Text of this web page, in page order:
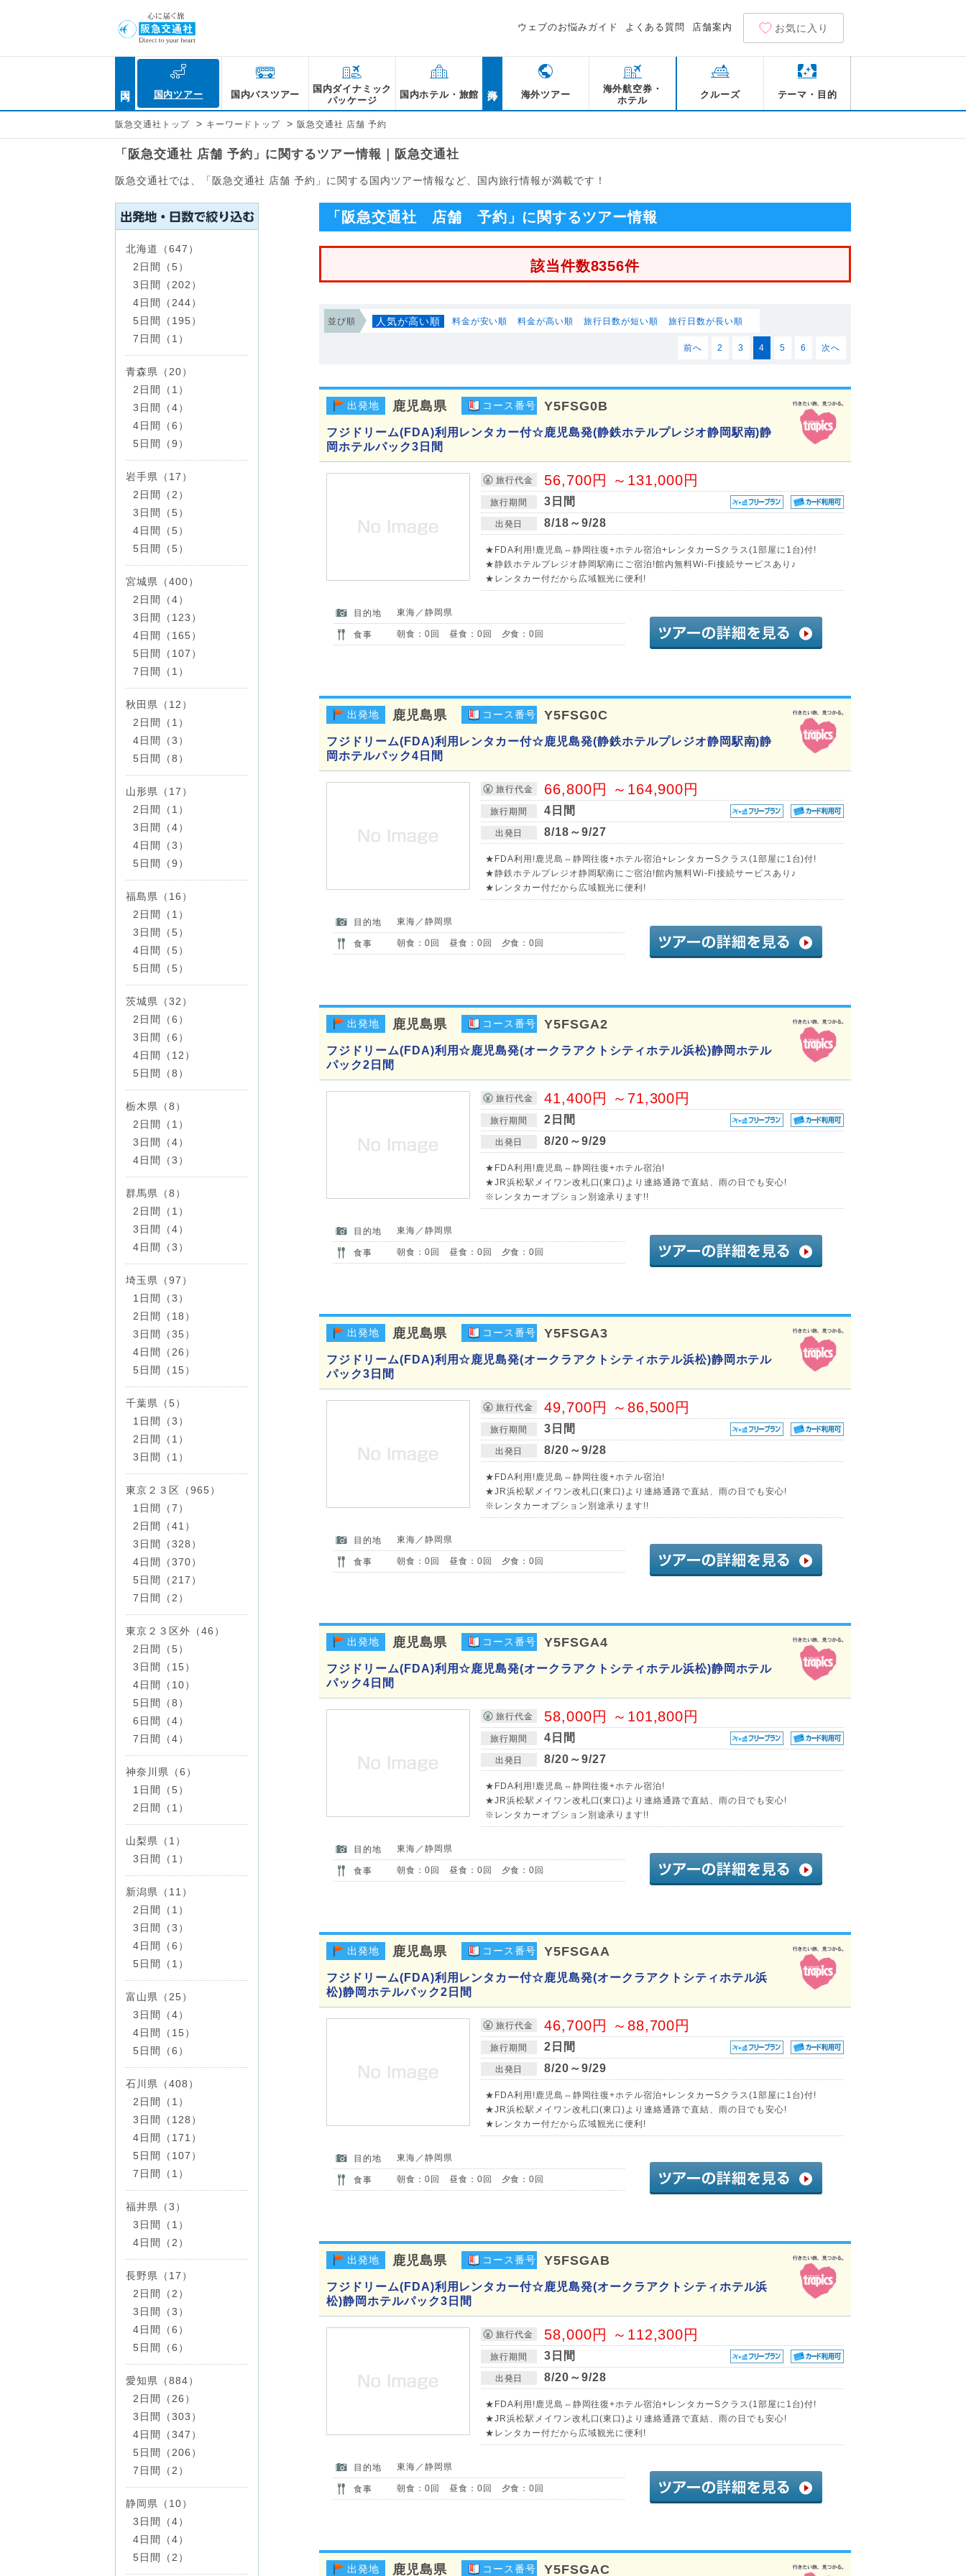
ウェブのお悩みガイド よくある質問 店舗案内 お気に入り
国内ツアー 国内バスツアー
国内ダイナミック
パッケージ
国内ホテル・旅館 海外ツアー
海外航空券・
ホテル
クルーズ テーマ・目的
阪急交通社トップ > キーワードトップ > 阪急交通社 店舗 予約
「阪急交通社 店舗 予約」に関するツアー情報｜阪急交通社
阪急交通社では、「阪急交通社 店舗 予約」に関する国内ツアー情報など、国内旅行情報が満載です！
「阪急交通社 店舗 予約」に関するツアー情報
該当件数8356件
並び順 人気が高い順 料金が安い順 料金が高い順 旅行日数が短い順 旅行日数が長い順
前へ 2 3 4 5 6 次へ
出発地 鹿児島県 コース番号 Y5FSG0B
フジドリーム(FDA)利用レンタカー付☆鹿児島発(静鉄ホテルプレジオ静岡駅南)静
岡ホテルパック3日間
旅行代金 56,700円 ～131,000円
旅行期間 3日間
出発日 8/18～9/28
★FDA利用!鹿児島⇔静岡往復+ホテル宿泊+レンタカーSクラス(1部屋に1台)付!
★静鉄ホテルプレジオ静岡駅南にご宿泊!館内無料Wi-Fi接続サービスあり♪
★レンタカー付だから広域観光に便利!
目的地 東海／静岡県
食事 朝食：0回 昼食：0回 夕食：0回
出発地 鹿児島県 コース番号 Y5FSG0C
フジドリーム(FDA)利用レンタカー付☆鹿児島発(静鉄ホテルプレジオ静岡駅南)静
岡ホテルパック4日間
旅行代金 66,800円 ～164,900円
旅行期間 4日間
出発日 8/18～9/27
★FDA利用!鹿児島⇔静岡往復+ホテル宿泊+レンタカーSクラス(1部屋に1台)付!
★静鉄ホテルプレジオ静岡駅南にご宿泊!館内無料Wi-Fi接続サービスあり♪
★レンタカー付だから広域観光に便利!
目的地 東海／静岡県
食事 朝食：0回 昼食：0回 夕食：0回
出発地 鹿児島県 コース番号 Y5FSGA2
フジドリーム(FDA)利用☆鹿児島発(オークラアクトシティホテル浜松)静岡ホテル
パック2日間
旅行代金 41,400円 ～71,300円
旅行期間 2日間
出発日 8/20～9/29
★FDA利用!鹿児島⇔静岡往復+ホテル宿泊!
★JR浜松駅メイワン改札口(東口)より連絡通路で直結、雨の日でも安心!
※レンタカーオプション別途承ります!!
目的地 東海／静岡県
食事 朝食：0回 昼食：0回 夕食：0回
出発地 鹿児島県 コース番号 Y5FSGA3
フジドリーム(FDA)利用☆鹿児島発(オークラアクトシティホテル浜松)静岡ホテル
パック3日間
旅行代金 49,700円 ～86,500円
旅行期間 3日間
出発日 8/20～9/28
★FDA利用!鹿児島⇔静岡往復+ホテル宿泊!
★JR浜松駅メイワン改札口(東口)より連絡通路で直結、雨の日でも安心!
※レンタカーオプション別途承ります!!
目的地 東海／静岡県
食事 朝食：0回 昼食：0回 夕食：0回
出発地 鹿児島県 コース番号 Y5FSGA4
フジドリーム(FDA)利用☆鹿児島発(オークラアクトシティホテル浜松)静岡ホテル
パック4日間
旅行代金 58,000円 ～101,800円
旅行期間 4日間
出発日 8/20～9/27
★FDA利用!鹿児島⇔静岡往復+ホテル宿泊!
★JR浜松駅メイワン改札口(東口)より連絡通路で直結、雨の日でも安心!
※レンタカーオプション別途承ります!!
目的地 東海／静岡県
食事 朝食：0回 昼食：0回 夕食：0回
出発地 鹿児島県 コース番号 Y5FSGAA
フジドリーム(FDA)利用レンタカー付☆鹿児島発(オークラアクトシティホテル浜
松)静岡ホテルパック2日間
旅行代金 46,700円 ～88,700円
旅行期間 2日間
出発日 8/20～9/29
★FDA利用!鹿児島⇔静岡往復+ホテル宿泊+レンタカーSクラス(1部屋に1台)付!
★JR浜松駅メイワン改札口(東口)より連絡通路で直結、雨の日でも安心!
★レンタカー付だから広域観光に便利!
目的地 東海／静岡県
食事 朝食：0回 昼食：0回 夕食：0回
出発地 鹿児島県 コース番号 Y5FSGAB
フジドリーム(FDA)利用レンタカー付☆鹿児島発(オークラアクトシティホテル浜
松)静岡ホテルパック3日間
旅行代金 58,000円 ～112,300円
旅行期間 3日間
出発日 8/20～9/28
★FDA利用!鹿児島⇔静岡往復+ホテル宿泊+レンタカーSクラス(1部屋に1台)付!
★JR浜松駅メイワン改札口(東口)より連絡通路で直結、雨の日でも安心!
★レンタカー付だから広域観光に便利!
目的地 東海／静岡県
食事 朝食：0回 昼食：0回 夕食：0回
出発地 鹿児島県 コース番号 Y5FSGAC
北海道（647）
2日間（5）
3日間（202）
4日間（244）
5日間（195）
7日間（1）
青森県（20）
2日間（1）
3日間（4）
4日間（6）
5日間（9）
岩手県（17）
2日間（2）
3日間（5）
4日間（5）
5日間（5）
宮城県（400）
2日間（4）
3日間（123）
4日間（165）
5日間（107）
7日間（1）
秋田県（12）
2日間（1）
4日間（3）
5日間（8）
山形県（17）
2日間（1）
3日間（4）
4日間（3）
5日間（9）
福島県（16）
2日間（1）
3日間（5）
4日間（5）
5日間（5）
茨城県（32）
2日間（6）
3日間（6）
4日間（12）
5日間（8）
栃木県（8）
2日間（1）
3日間（4）
4日間（3）
群馬県（8）
2日間（1）
3日間（4）
4日間（3）
埼玉県（97）
1日間（3）
2日間（18）
3日間（35）
4日間（26）
5日間（15）
千葉県（5）
1日間（3）
2日間（1）
3日間（1）
東京２３区（965）
1日間（7）
2日間（41）
3日間（328）
4日間（370）
5日間（217）
7日間（2）
東京２３区外（46）
2日間（5）
3日間（15）
4日間（10）
5日間（8）
6日間（4）
7日間（4）
神奈川県（6）
1日間（5）
2日間（1）
山梨県（1）
3日間（1）
新潟県（11）
2日間（1）
3日間（3）
4日間（6）
5日間（1）
富山県（25）
3日間（4）
4日間（15）
5日間（6）
石川県（408）
2日間（1）
3日間（128）
4日間（171）
5日間（107）
7日間（1）
福井県（3）
3日間（1）
4日間（2）
長野県（17）
2日間（2）
3日間（3）
4日間（6）
5日間（6）
愛知県（884）
2日間（26）
3日間（303）
4日間（347）
5日間（206）
7日間（2）
静岡県（10）
3日間（4）
4日間（4）
5日間（2）